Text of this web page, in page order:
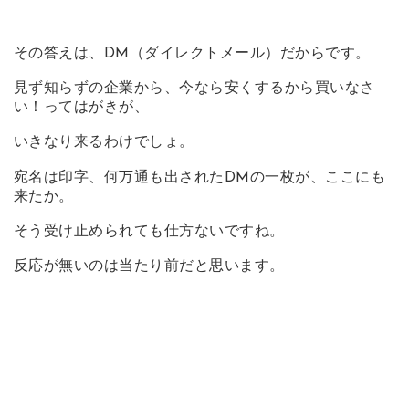
その答えは、DM（ダイレクトメール）だからです。
見ず知らずの企業から、今なら安くするから買いなさ
い！ってはがきが、
いきなり来るわけでしょ。
宛名は印字、何万通も出されたDMの一枚が、ここにも
来たか。
そう受け止められても仕方ないですね。
反応が無いのは当たり前だと思います。